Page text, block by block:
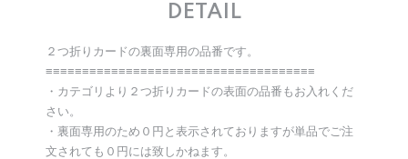
DETAIL
２つ折りカードの裏面専用の品番です。
≡≡≡≡≡≡≡≡≡≡≡≡≡≡≡≡≡≡≡≡≡≡≡≡≡≡≡≡≡≡≡≡≡≡≡≡≡
・カテゴリより２つ折りカードの表面の品番もお入れくだ
さい。
・裏面専用のため０円と表示されておりますが単品でご注
文されても０円には致しかねます。